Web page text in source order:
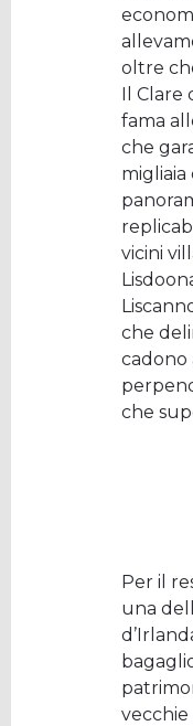
oltre
Il Clare
fama
che
migliaia
vicini
che
cadono
che
Per il
una